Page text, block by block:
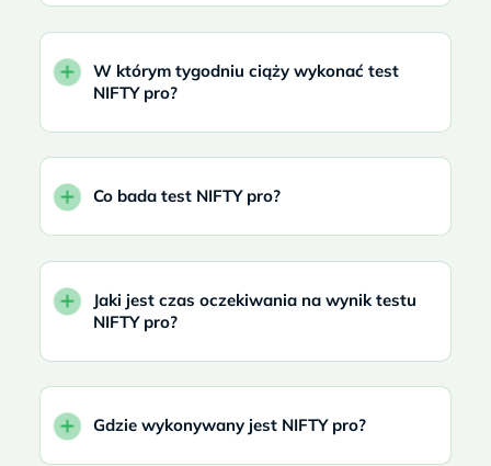
W którym tygodniu ciąży wykonać test
NIFTY pro?
Co bada test NIFTY pro?
Jaki jest czas oczekiwania na wynik testu
NIFTY pro?
Gdzie wykonywany jest NIFTY pro?